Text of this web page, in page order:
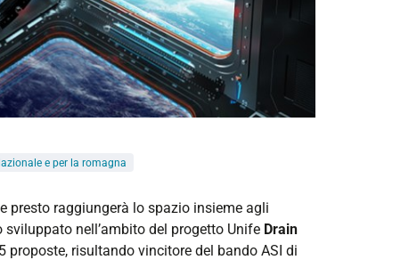
e per la romagna
presto raggiungerà lo spazio insieme agli
sviluppato nell’ambito del progetto Unife Drain
proposte, risultando vincitore del bando ASI di